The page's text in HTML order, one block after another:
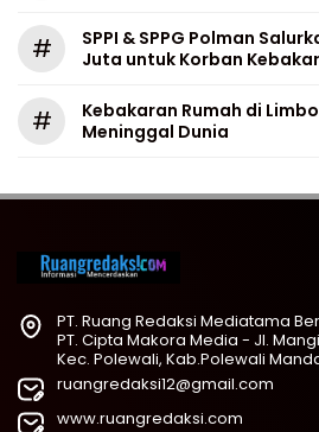
#
SPPI & SPPG Polman
Juta untuk Korban
#
Kebakaran Rumah di
Meninggal Dunia
PT. Ruang Redaksi Mediatama
PT. Cipta Makora Media - Jl.
Kec. Polewali, Kab.Polewali
ruangredaksi12@gmail.com
www.ruangredaksi.com